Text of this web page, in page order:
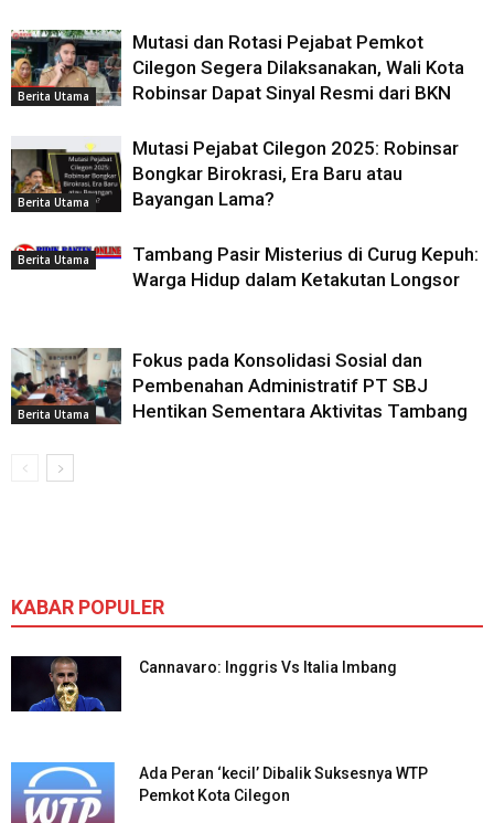
Berita Utama
Mutasi dan Rotasi Pejabat Pemkot
Cilegon Segera Dilaksanakan, Wali Kota
Robinsar Dapat Sinyal Resmi dari BKN
Berita Utama
Mutasi Pejabat Cilegon 2025: Robinsar
Bongkar Birokrasi, Era Baru atau
Bayangan Lama?
Berita Utama
Tambang Pasir Misterius di Curug Kepuh:
Warga Hidup dalam Ketakutan Longsor
Berita Utama
Fokus pada Konsolidasi Sosial dan
Pembenahan Administratif PT SBJ
Hentikan Sementara Aktivitas Tambang
KABAR POPULER
Cannavaro: Inggris Vs Italia Imbang
Ada Peran ‘kecil’ Dibalik Suksesnya WTP
Pemkot Kota Cilegon